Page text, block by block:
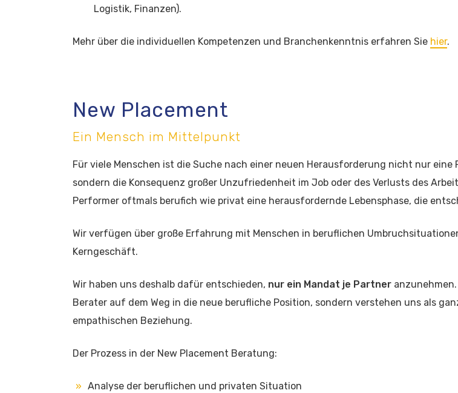
Logistik, Finanzen).
Mehr über die individuellen Kompetenzen und Branchenkenntnis erfahren Sie hier.
New Placement
Ein Mensch im Mittelpunkt
Für viele Menschen ist die Suche nach einer neuen Herausforderung nicht nur
sondern die Konsequenz großer Unzufriedenheit im Job oder des Verlusts des
Performer oftmals berufich wie privat eine herausfordernde Lebensphase, die
Wir verfügen über große Erfahrung mit Menschen in beruflichen
Kerngeschäft.
Wir haben uns deshalb dafür entschieden, nur ein Mandat je Partner
Berater auf dem Weg in die neue berufliche Position, sondern verstehen uns als
empathischen Beziehung.
Der Prozess in der New Placement Beratung:
Analyse der beruflichen und privaten Situation